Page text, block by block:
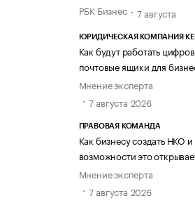
РБК Бизнес
7 августа
ЮРИДИЧЕСКАЯ КОМПАНИЯ
Как будут работать
почтовые ящики для
Мнение эксперта
7 августа 2026
ПРАВОВАЯ КОМАНДА
Как бизнесу создать НКО и
возможности это
Мнение эксперта
7 августа 2026